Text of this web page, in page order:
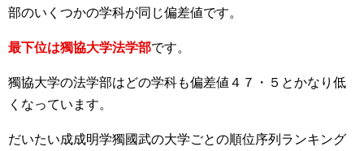
部のいくつかの学科が同じ偏差値です。
最下位は獨協大学法学部です。
獨協大学の法学部はどの学科も偏差値４７・５とかなり低
くなっています。
だいたい成成明学獨國武の大学ごとの順位序列ランキング